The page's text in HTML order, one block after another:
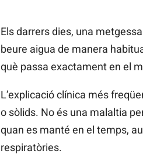
Els darrers dies, una
beure aigua de manera
què passa exactament en el
L’explicació clínica més
o sòlids. No és una malaltia
quan es manté en el temps,
respiratòries.